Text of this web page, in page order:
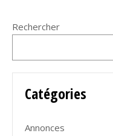
Rechercher
Catégories
Annonces